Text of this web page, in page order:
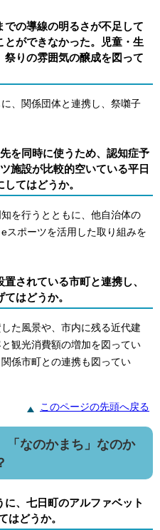
の導線の明るさが不足して
ができなかった。児童・生
りの雰囲気の醸成を図って
、関係団体と連携し、祭囃子
を同時に使うため、認知症予
施設が比較的空いている平日
てはどうか。
を行うとともに、他自治体の
スポーツを活用した取り組みを
されている市町と連携し、
はどうか。
た風景や、市内に残る近代建
観光消費額の増加を図ってい
係市町との連携も図ってい
このページの先頭へ戻る
なのかまち」なのか
、七日町のアルファベット
はどうか。